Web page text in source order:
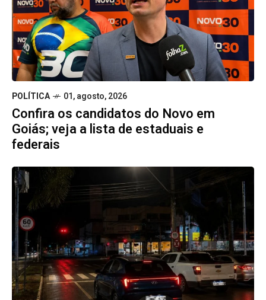
POLÍTICA 01, agosto, 2026
Confira os candidatos do Novo em
Goiás; veja a lista de estaduais e
federais